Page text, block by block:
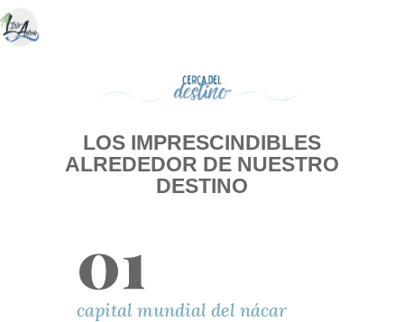
LOS IMPRESCINDIBLES
ALREDEDOR DE NUESTRO
DESTINO
01
capital mundial del nácar